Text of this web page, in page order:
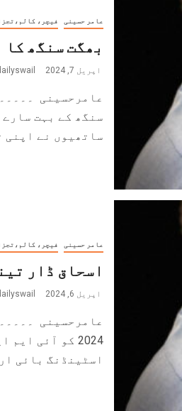
عامر حسینی فیچر،
بھگت سنگھ
اپریل 7, 2024
عامرحسینی
سنگھ کے بہت
ساتھیوں نے اپنی
عامر حسینی فیچر،
اسحاق ڈار
اپریل 6, 2024
2024 کو آئی
اسٹینڈنگ بائی